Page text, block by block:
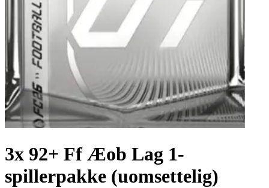
3x 92+ Ff Æob Lag 1-
spillerpakke (uomsettelig)